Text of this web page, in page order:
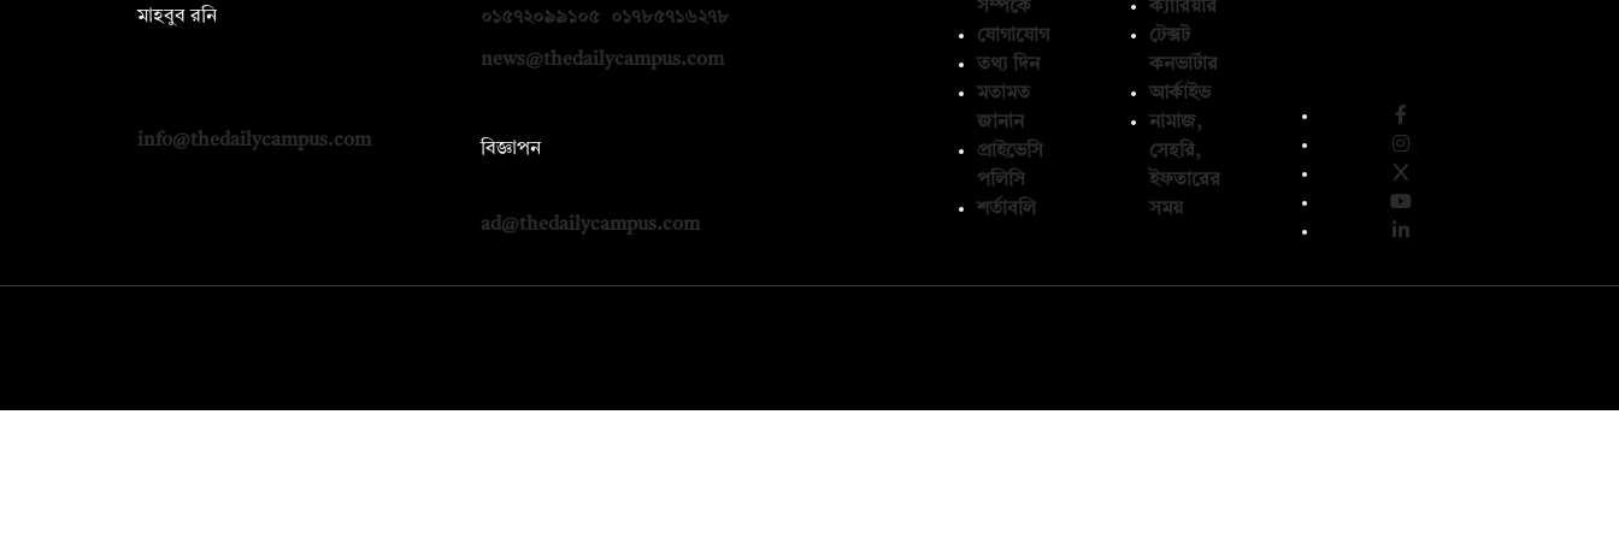
মাহবুব রনি
info@thedailycampus.com
০১৫৭২০৯৯১০৫
০১৭৮৫৭১৬২৭৮
news@thedailycampus.com
বিজ্ঞাপন
ad@thedailycampus.com
সম্পর্কে
যোগাযোগ
তথ্য দিন
মতামত
জানান
প্রাইভেসি
পলিসি
শর্তাবলি
ক্যারিয়ার
টেক্সট
কনভার্টার
আর্কাইভ
নামাজ,
সেহরি,
ইফতারের
সময়